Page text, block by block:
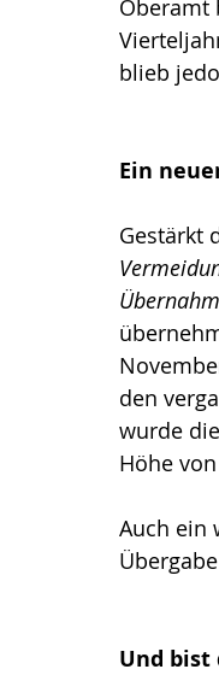
Oberamt
blieb
Ein
Gestärkt
den
wurde
Höhe
Auch ein
Und bist